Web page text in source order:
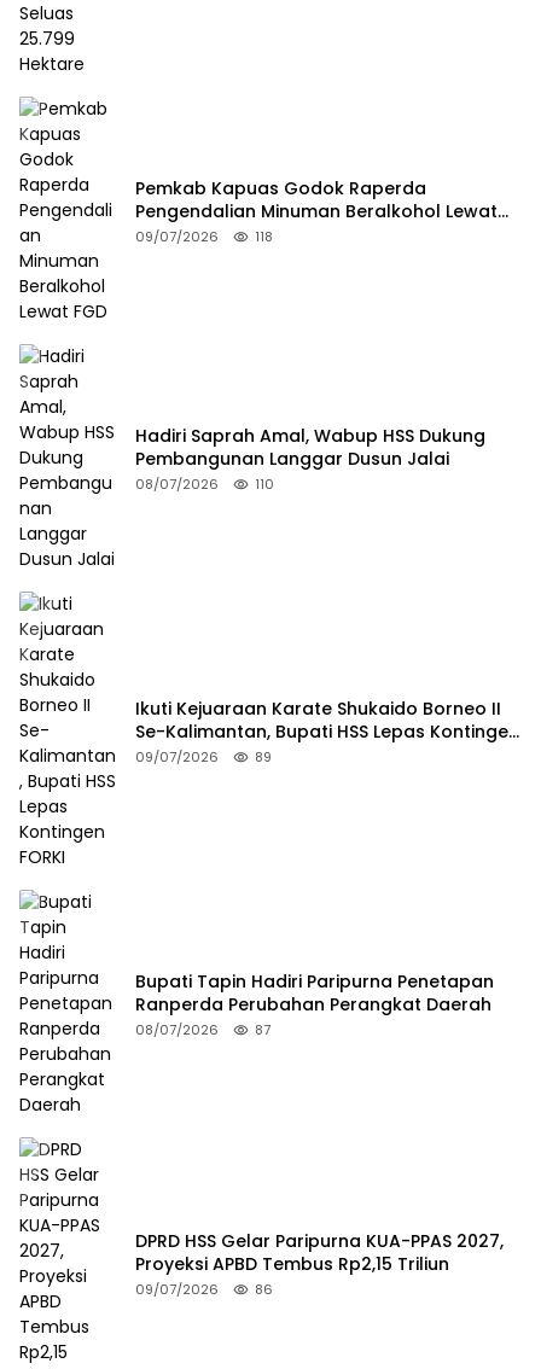
Pemkab Kapuas Godok Raperda
Pengendalian Minuman Beralkohol Lewat
FGD
09/07/2026 118
Hadiri Saprah Amal, Wabup HSS Dukung
Pembangunan Langgar Dusun Jalai
08/07/2026 110
Ikuti Kejuaraan Karate Shukaido Borneo II
Se-Kalimantan, Bupati HSS Lepas Kontingen
FORKI
09/07/2026 89
Bupati Tapin Hadiri Paripurna Penetapan
Ranperda Perubahan Perangkat Daerah
08/07/2026 87
DPRD HSS Gelar Paripurna KUA-PPAS 2027,
Proyeksi APBD Tembus Rp2,15 Triliun
09/07/2026 86